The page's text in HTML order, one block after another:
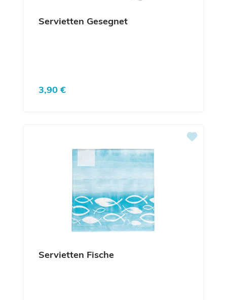
Servietten Gesegnet
Regulärer Preis:
3,90 €
Servietten Fische